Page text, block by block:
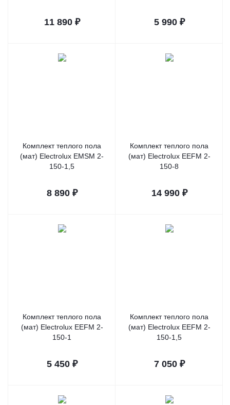
11 890₽ 5 990₽
Комплект теплого пола
(мат) Electrolux EMSM 2-
150-1,5
8 890₽
Комплект теплого пола
(мат) Electrolux EEFM 2-
150-8
14 990₽
Комплект теплого пола
(мат) Electrolux EEFM 2-
150-1
5 450₽
Комплект теплого пола
(мат) Electrolux EEFM 2-
150-1,5
7 050₽